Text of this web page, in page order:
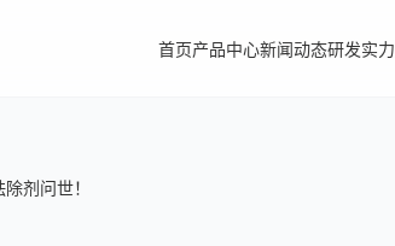
首页产品中心新闻动态研发实力
剂问世！